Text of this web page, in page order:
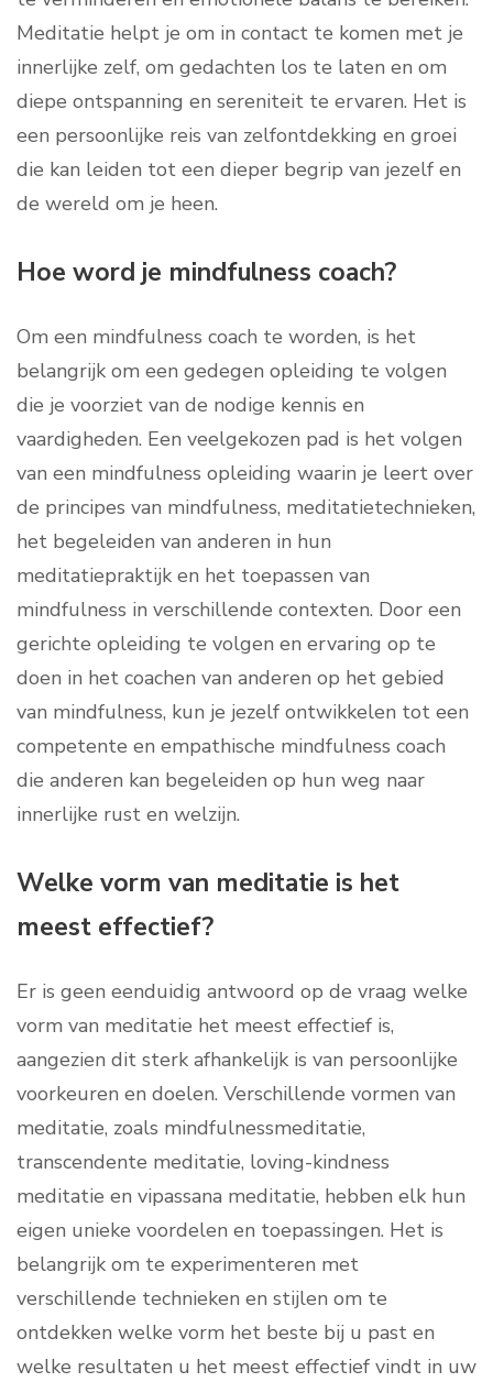
Meditatie helpt je om in contact te komen met je
innerlijke zelf, om gedachten los te laten en om
diepe ontspanning en sereniteit te ervaren. Het is
een persoonlijke reis van zelfontdekking en groei
die kan leiden tot een dieper begrip van jezelf en
de wereld om je heen.
Hoe word je mindfulness coach?
Om een mindfulness coach te worden, is het
belangrijk om een gedegen opleiding te volgen
die je voorziet van de nodige kennis en
vaardigheden. Een veelgekozen pad is het volgen
van een mindfulness opleiding waarin je leert over
de principes van mindfulness, meditatietechnieken,
het begeleiden van anderen in hun
meditatiepraktijk en het toepassen van
mindfulness in verschillende contexten. Door een
gerichte opleiding te volgen en ervaring op te
doen in het coachen van anderen op het gebied
van mindfulness, kun je jezelf ontwikkelen tot een
competente en empathische mindfulness coach
die anderen kan begeleiden op hun weg naar
innerlijke rust en welzijn.
Welke vorm van meditatie is het
meest effectief?
Er is geen eenduidig antwoord op de vraag welke
vorm van meditatie het meest effectief is,
aangezien dit sterk afhankelijk is van persoonlijke
voorkeuren en doelen. Verschillende vormen van
meditatie, zoals mindfulnessmeditatie,
transcendente meditatie, loving-kindness
meditatie en vipassana meditatie, hebben elk hun
eigen unieke voordelen en toepassingen. Het is
belangrijk om te experimenteren met
verschillende technieken en stijlen om te
ontdekken welke vorm het beste bij u past en
welke resultaten u het meest effectief vindt in uw